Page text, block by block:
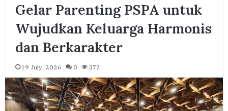
Gelar Parenting PSPA untuk
Wujudkan Keluarga Harmonis
dan Berkarakter
19 July, 2026 0 377